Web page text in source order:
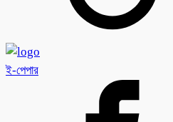
ই-পেপার